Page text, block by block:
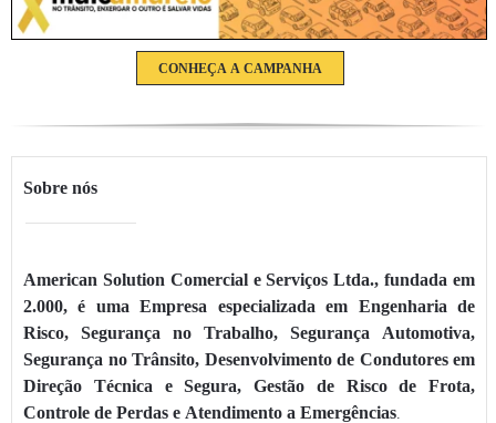
CONHEÇA A CAMPANHA
Sobre nós
American Solution Comercial e Serviços Ltda., fundada em
2.000, é uma Empresa especializada em Engenharia de
Risco, Segurança no Trabalho, Segurança Automotiva,
Segurança no Trânsito, Desenvolvimento de Condutores em
Direção Técnica e Segura, Gestão de Risco de Frota,
Controle de Perdas e Atendimento a Emergências